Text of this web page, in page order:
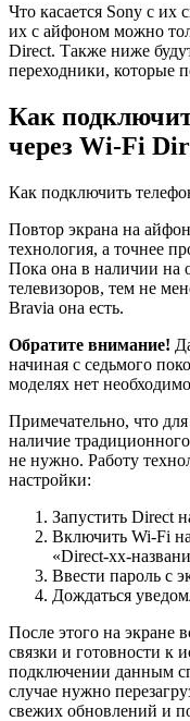
Что касается Sony с их
их с айфоном можно
Direct. Также ниже
переходники, которые
Как
через Wi-Fi
Как подключить
Повтор экрана на
технология, а точнее
Пока она в наличии на
телевизоров, тем не
Bravia она есть.
Обратите внимание!
начиная с седьмого
моделях нет
Примечательно, что
наличие
не нужно. Работу
настройки:
Запустить Direct
Включить Wi-Fi
«Direct-xx-
Ввести пароль с
Дождаться
После этого на экране
связки и готовности к
подключении данным
случае нужно
свежих обновлений и